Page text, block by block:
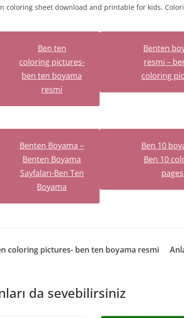
coloring sheet download and printable for kids.
Ben ten
coloring pictures-
ben ten boyama
resmi
Benten
resmi –
coloring
Benten Boyama –
Benten Boyama
Sayfaları-Ben Ten
Boyama
Ben 10
Ben 10
pages
coloring pictures- ben ten boyama resmi
da sevebilirsiniz